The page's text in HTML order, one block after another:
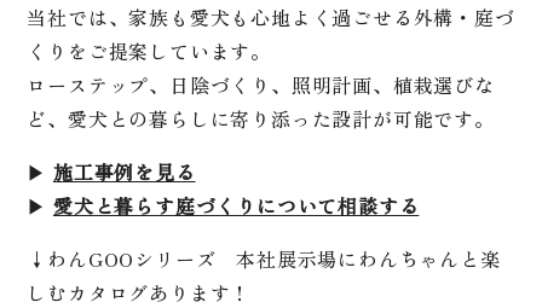
当社では、家族も愛犬も心地よく過ごせる外構・庭づ
くりをご提案しています。
ローステップ、日陰づくり、照明計画、植栽選びな
ど、愛犬との暮らしに寄り添った設計が可能です。
▶ 施工事例を見る
▶ 愛犬と暮らす庭づくりについて相談する
↓わんGOOシリーズ 本社展示場にわんちゃんと楽
しむカタログあります！